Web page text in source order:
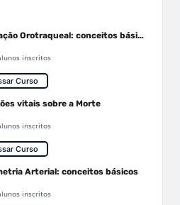
Intubação Orotraqueal: conceitos básicos
inscritos
Curso
vitais sobre a Morte
inscritos
Curso
Arterial: conceitos básicos
inscritos